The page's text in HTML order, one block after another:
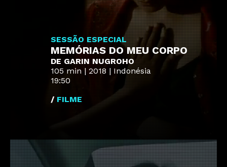
SESSÃO ESPECIAL
MEMÓRIAS DO MEU CORPO
DE GARIN NUGROHO
105 min | 2018 | Indonésia
19:50
/ FILME